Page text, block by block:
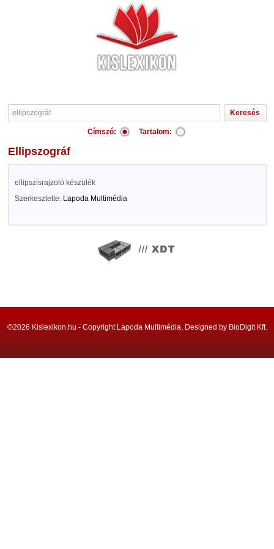
Címszó: Tartalom:
ellipszográf
ellipszisrajzoló készülék
Szerkesztette: Lapoda Multimédia
©2026 Kislexikon.hu - Copyright Lapoda Multimédia, Designed by BioDigit Kft.